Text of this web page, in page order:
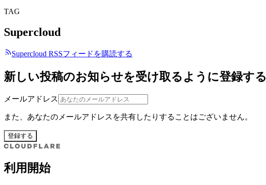
TAG
Supercloud
Supercloud RSSフィードを購読する
新しい投稿のお知らせを受け取るように登録する
メールアドレス
また、あなたのメールアドレスを共有したりすることはございません。
登録する
利用開始